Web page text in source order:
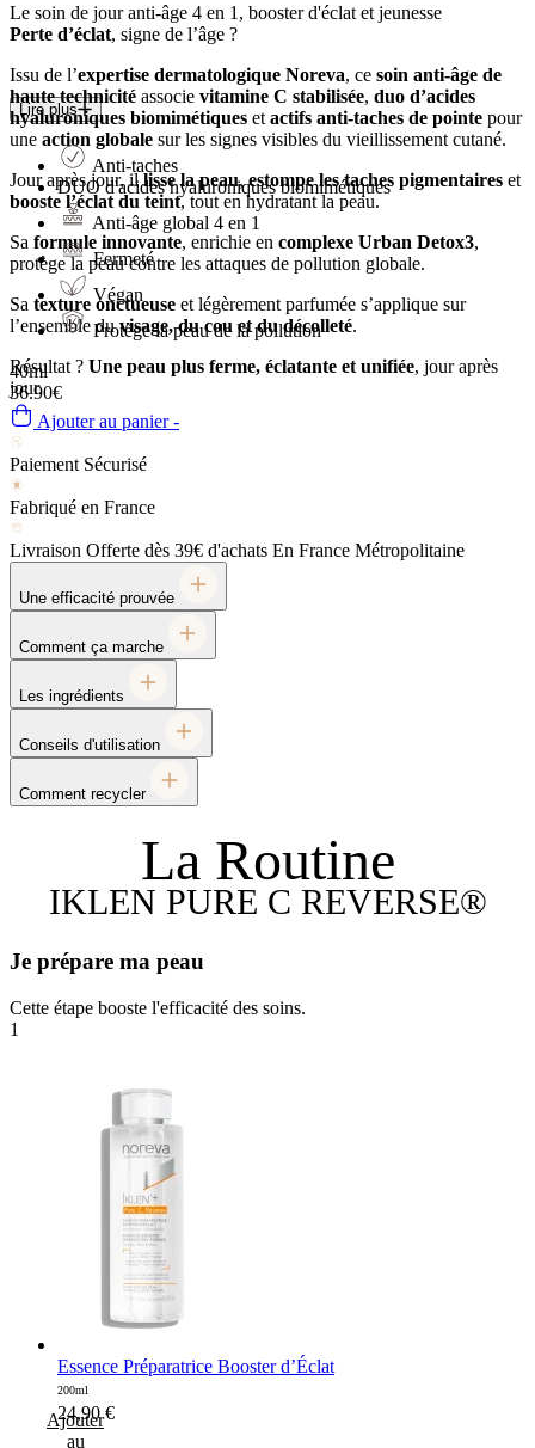
Le soin de jouranti-âge 4 en 1 , booster d'éclat et jeunesse
Perte d’éclat, signe de l’âge ?
Issu de l’expertise dermatologique Noreva, ce soin anti-âge de
haute technicité associe vitamine C stabilisée, duo d’acides
hyaluroniques biomimétiques et actifs anti-taches de pointe pour
une action globale sur les signes visibles du vieillissement cutané.
Jour après jour, illisse la peau,estompe les taches pigmentaires et
booste l’éclat du teint, tout en hydratant la peau.
Sa formule innovante, enrichie en complexe Urban Detox3,
protège la peau contre les attaques de pollution globale.
Sa texture onctueuse et légèrement parfumée s’applique sur
l’ensemble duvisage, du cou et du décolleté.
Résultat ? Une peau plus ferme, éclatante et unifiée, jour après
jour.
Lire plus
Anti-taches
DUO d'acides hyaluroniques biomimétiques
Anti-âge global 4 en 1
Fermeté
Végan
Protège la peau de la pollution
40ml
36.90€
Ajouter au panier -
Paiement Sécurisé
Fabriqué en France
Livraison Offerte dès 39€ d'achats En France Métropolitaine
Une efficacité prouvée
Comment ça marche
Les ingrédients
Conseils d'utilisation
Comment recycler
La Routine
IKLEN PURE C REVERSE®
Je prépare ma peau
Cette étape booste l'efficacité des soins.
1
Essence Préparatrice Booster d’Éclat
200ml
24,90€
Ajouter
au